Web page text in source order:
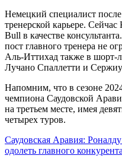
Немецкий специалист после
тренерской карьере. Сейчас
Bull в качестве
пост главного тренера не
Аль-Иттихад также в
Лучано Спаллетти и Сержиу
Напомним, что в сезоне
чемпиона Саудовской
на третьем месте, имея
четырех туров.
Саудовская Аравия:
одолеть главного конкурента